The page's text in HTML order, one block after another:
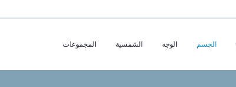
الجسم الوجه الشمسية المجموعات